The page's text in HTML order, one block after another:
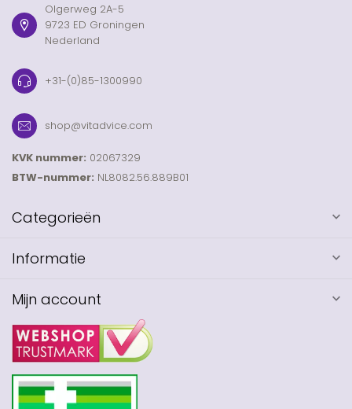
Olgerweg 2A-5
9723 ED Groningen
Nederland
+31-(0)85-1300990
shop@vitadvice.com
KVK nummer: 02067329
BTW-nummer: NL8082.56.889B01
Categorieën
Informatie
Mijn account